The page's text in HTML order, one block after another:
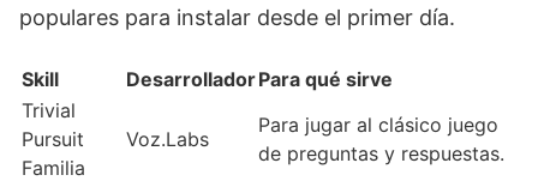
populares para instalar desde el primer día.
Skill DesarrolladorPara qué sirve
Trivial
Pursuit
Familia
Voz.Labs
Para jugar al clásico juego
de preguntas y respuestas.